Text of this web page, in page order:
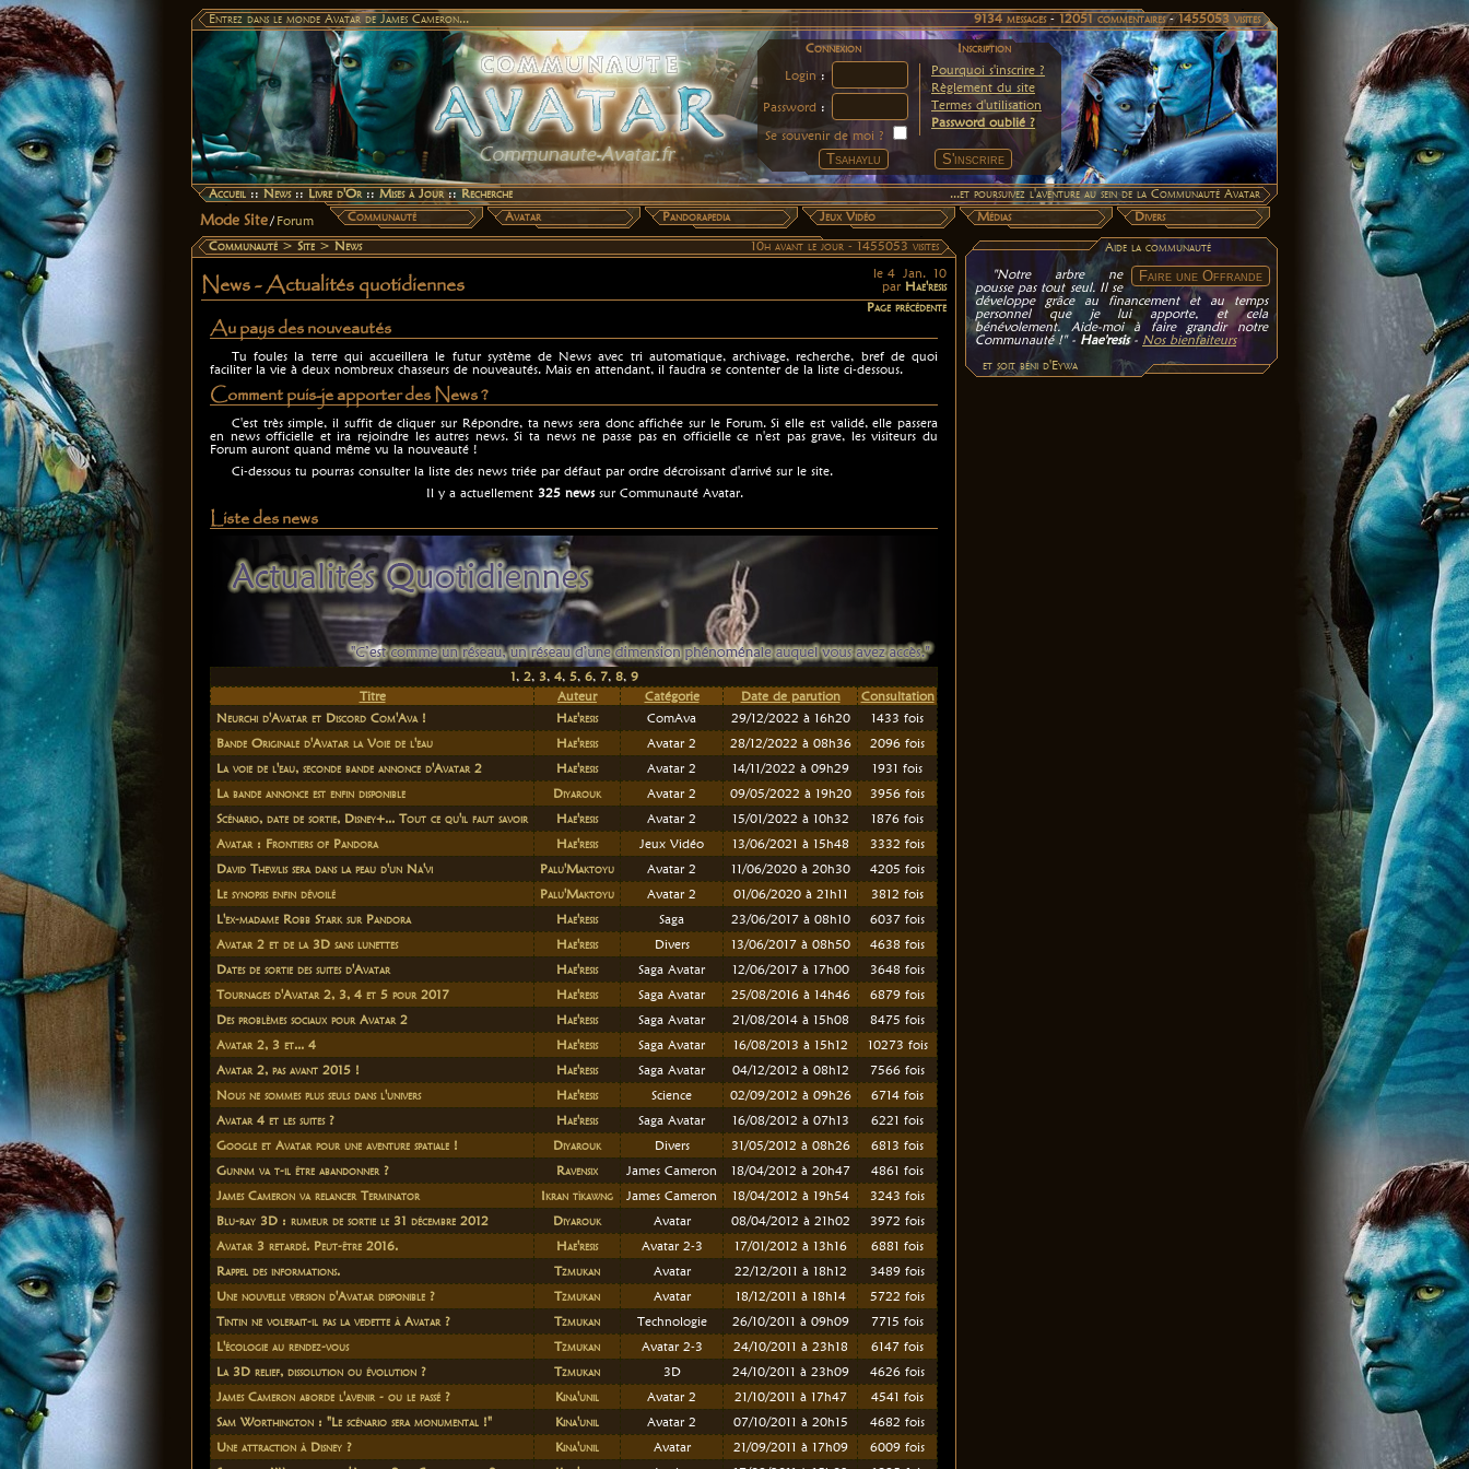
9134 messages -12051 commentaires -1455053 visites
Entrez dans le monde Avatar de James Cameron...
Inscription
Connexion
Pourquoi s'inscrire ?
Règlement du site
Termes d'utilisation
Password oublié ?
Login :
Password :
Se souvenir de moi ?
...et poursuivez l'aventure au sein de la Communauté Avatar
Accueil::News::Livre d'Or::Mises à Jour::Recherche
Mode Site/ Forum Communauté Avatar Pandorapedia Jeux Vidéo Médias
Divers
Aide la communauté
"Notre arbre ne
pousse pas tout seul. Il se
développe grâce au financement et au temps
personnel que je lui apporte, et cela
bénévolement. Aide-moi à faire grandir notre
Communauté !" - Hae'resis- Nos bienfaiteurs
et soit béni d'Eywa
Communauté >Site >News 10h avant le jour -1455053 visites
News - Actualités quotidiennes
le 4 Jan. 10
par Hae'resis
Page précédente
Au pays des nouveautés
Tu foules la terre qui accueillera le futur système de News avec tri automatique, archivage, recherche, bref de quoi
faciliter la vie à deux nombreux chasseurs de nouveautés. Mais en attendant, il faudra se contenter de la liste ci-dessous.
Comment puis-je apporter des News ?
C'est très simple, il suffit de cliquer sur Répondre, ta news sera donc affichée sur le Forum. Si elle est validé, elle passera
en news officielle et ira rejoindre les autres news. Si ta news ne passe pas en officielle ce n'est pas grave, les visiteurs du
Forum auront quand même vu la nouveauté !
Ci-dessous tu pourras consulter la liste des news triée par défaut par ordre décroissant d'arrivé sur le site.
Il y a actuellement 325 news sur Communauté Avatar.
Liste des news
1, 2, 3, 4, 5, 6, 7, 8, 9
Titre
Auteur Catégorie Date de parution
Consultation
Neurchi d'Avatar et Discord Com'Ava !
Hae'resis ComAva 29/12/2022 à 16h20
1433 fois
Bande Originale d'Avatar la Voie de l'eau
Hae'resis Avatar 2 28/12/2022 à 08h36
2096 fois
La voie de l'eau, seconde bande annonce d'Avatar 2
Hae'resis Avatar 2 14/11/2022 à 09h29
1931 fois
La bande annonce est enfin disponible
Diyarouk Avatar 2 09/05/2022 à 19h20
3956 fois
Scénario, date de sortie, Disney+... Tout ce qu'il faut savoir
Hae'resis Avatar 2 15/01/2022 à 10h32
1876 fois
Avatar : Frontiers of Pandora
Hae'resis Jeux Vidéo 13/06/2021 à 15h48
3332 fois
David Thewlis sera dans la peau d'un Na'vi
Palu'Maktoyu Avatar 2 11/06/2020 à 20h30
4205 fois
Le synopsis enfin dévoilé
Palu'Maktoyu Avatar 2 01/06/2020 à 21h11
3812 fois
L'ex-madame Robb Stark sur Pandora
Hae'resis Saga 23/06/2017 à 08h10
6037 fois
Avatar 2 et de la 3D sans lunettes
Hae'resis Divers 13/06/2017 à 08h50
4638 fois
Dates de sortie des suites d'Avatar
Hae'resis Saga Avatar 12/06/2017 à 17h00
3648 fois
Tournages d'Avatar 2, 3, 4 et 5 pour 2017
Hae'resis Saga Avatar 25/08/2016 à 14h46
6879 fois
Des problèmes sociaux pour Avatar 2
Hae'resis Saga Avatar 21/08/2014 à 15h08
8475 fois
Avatar 2, 3 et... 4
Hae'resis Saga Avatar 16/08/2013 à 15h12
10273 fois
Avatar 2, pas avant 2015 !
Hae'resis Saga Avatar 04/12/2012 à 08h12
7566 fois
Nous ne sommes plus seuls dans l'univers
Hae'resis Science 02/09/2012 à 09h26
6714 fois
Avatar 4 et les suites ?
Hae'resis Saga Avatar 16/08/2012 à 07h13
6221 fois
Google et Avatar pour une aventure spatiale !
Diyarouk Divers 31/05/2012 à 08h26
6813 fois
Gunnm va t-il être abandonner ?
Ravensix James Cameron 18/04/2012 à 20h47
4861 fois
James Cameron va relancer Terminator
Ikran tìkawng James Cameron 18/04/2012 à 19h54
3243 fois
Blu-ray 3D : rumeur de sortie le 31 décembre 2012
Diyarouk Avatar 08/04/2012 à 21h02
3972 fois
Avatar 3 retardé. Peut-être 2016.
Hae'resis Avatar 2-3 17/01/2012 à 13h16
6881 fois
Rappel des informations.
Tzmukan Avatar 22/12/2011 à 18h12
3489 fois
Une nouvelle version d'Avatar disponible ?
Tzmukan Avatar 18/12/2011 à 18h14
5722 fois
Tintin ne volerait-il pas la vedette à Avatar ?
Tzmukan Technologie 26/10/2011 à 09h09
7715 fois
L'écologie au rendez-vous
Tzmukan Avatar 2-3 24/10/2011 à 23h18
6147 fois
La 3D relief, dissolution ou évolution ?
Tzmukan 3D 24/10/2011 à 23h09
4626 fois
James Cameron aborde l'avenir - ou le passé ?
Kina'unil Avatar 2 21/10/2011 à 17h47
4541 fois
Sam Worthington : "Le scénario sera monumental !"
Kina'unil Avatar 2 07/10/2011 à 20h15
4682 fois
Une attraction à Disney ?
Kina'unil Avatar 21/09/2011 à 17h09
6009 fois